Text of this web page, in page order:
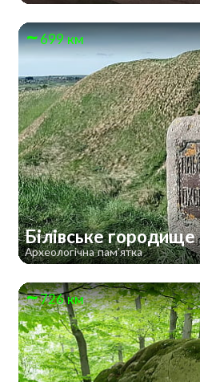
699 км
Білівське городище
Археологічна пам'ятка
726 км